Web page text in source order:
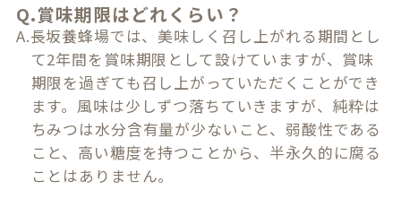
Q.賞味期限はどれくらい？
A.長坂養蜂場では、美味しく召し上がれる期間とし
て2年間を賞味期限として設けていますが、賞味
期限を過ぎても召し上がっていただくことができ
ます。風味は少しずつ落ちていきますが、純粋は
ちみつは水分含有量が少ないこと、弱酸性である
こと、高い糖度を持つことから、半永久的に腐る
ことはありません。